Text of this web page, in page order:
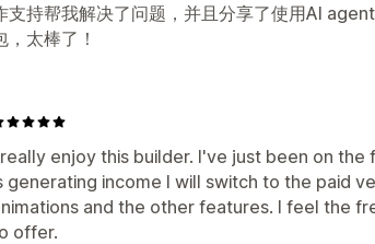
支持帮我解决了问题，并且分享了使用AI
，太棒了！
enjoy this builder. I've just been on
generating income I will switch to the paid
and the other features. I feel the
offer.